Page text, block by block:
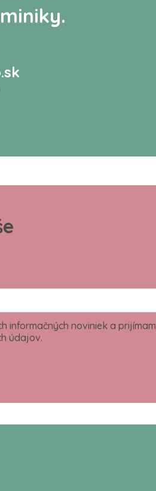
informačných noviniek a prijímam
údajov.